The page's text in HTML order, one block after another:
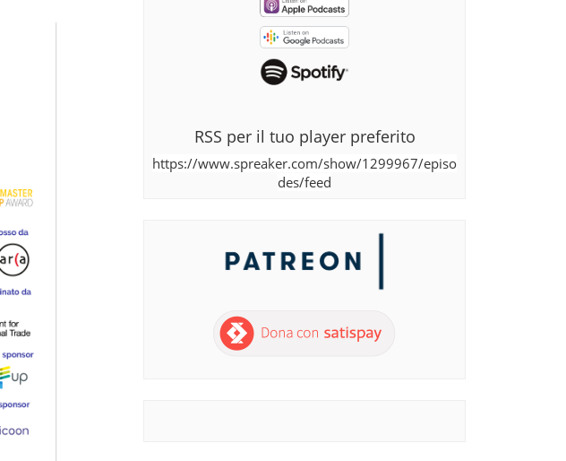
RSS per il tuo player preferito
https://www.spreaker.com/show/1299967/episo
des/feed